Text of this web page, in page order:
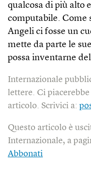
qualcosa di più alto
computabile. Come
Angeli ci fosse un
mette da parte le
possa inventarne
Internazionale
lettere. Ci piacerebbe
articolo. Scrivici a:
Questo articolo è
Internazionale, a
Abbonati